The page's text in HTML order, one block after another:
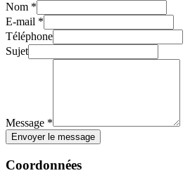
Nom *
E-mail *
Téléphone
Sujet
Message *
Envoyer le message
Coordonnées